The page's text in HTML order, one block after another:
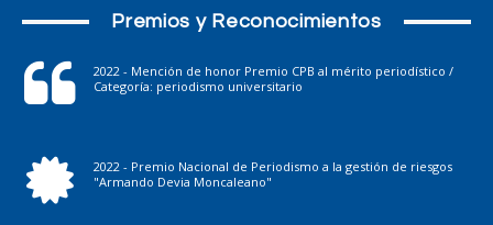
Premios y Reconocimientos
2022 - Mención de honor Premio CPB al mérito periodístico /
Categoría: periodismo universitario
2022 - Premio Nacional de Periodismo a la gestión de riesgos
"Armando Devia Moncaleano"